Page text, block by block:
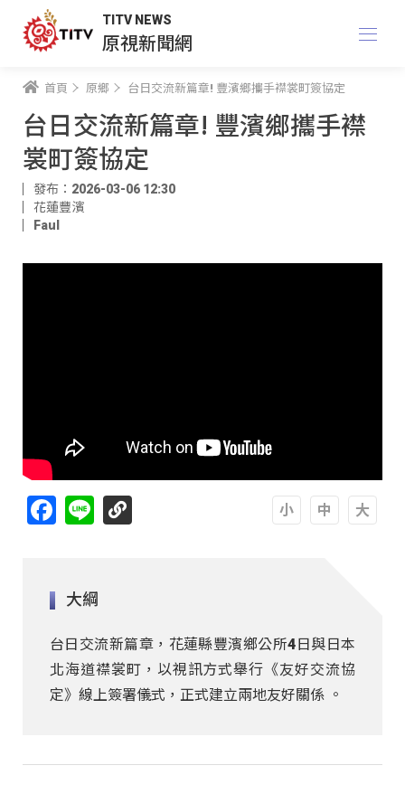
TITV NEWS
原視新聞網
首頁 原鄉 台日交流新篇章! 豐濱鄉攜手襟裳町簽協定
台日交流新篇章! 豐濱鄉攜手襟
裳町簽協定
發布：2026-03-06 12:30
花蓮豐濱
Faul
Facebook
Line
大綱
台日交流新篇章，花蓮縣豐濱鄉公所4日與日本
北海道襟裳町，以視訊方式舉行《友好交流協
定》線上簽署儀式，正式建立兩地友好關係 。